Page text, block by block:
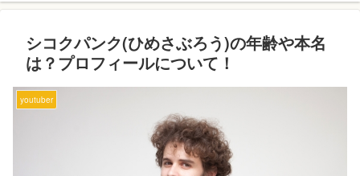
シコクパンク(ひめさぶろう)の年齢や本名
は？プロフィールについて！
youtuber